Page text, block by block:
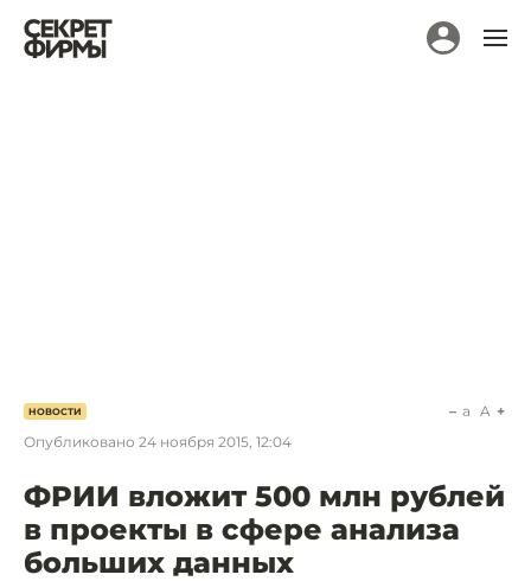
НОВОСТИ
Опубликовано 24 ноября 2015, 12:04
a A
ФРИИ вложит 500 млн рублей
в проекты в сфере анализа
больших данных